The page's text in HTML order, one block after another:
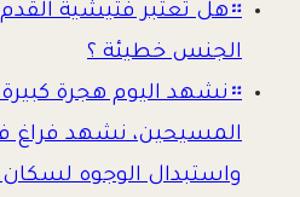
።هل تعتبر فتيشية
الجنس خطيئة ؟
።نشهد اليوم هجرة
المسيحين، نشهد فراغ
واستبدال الوجوه لسكان